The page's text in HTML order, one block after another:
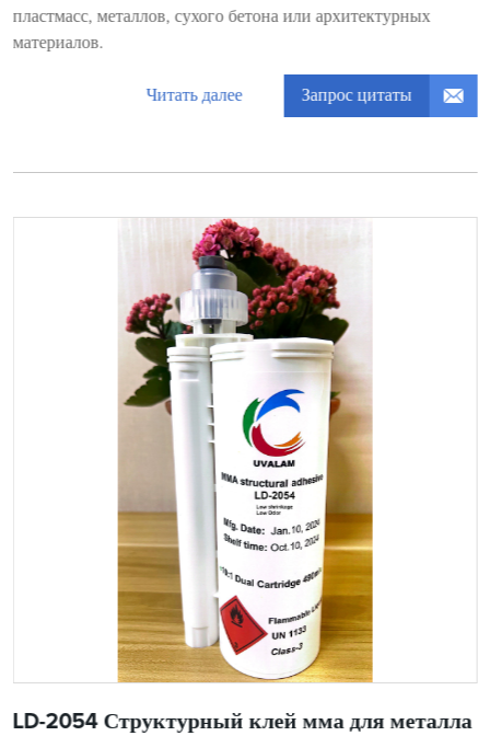
пластмасс, металлов, сухого бетона или архитектурных
материалов.
Читать далее Запрос цитаты
LD-2054 Структурный клей мма для металла